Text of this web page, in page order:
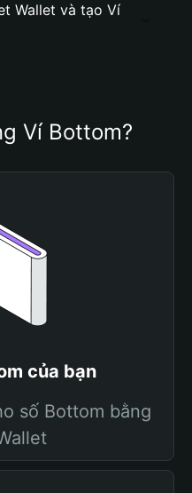
Wallet và tạo Ví
Ví Bottom?
của bạn
số Bottom bằng